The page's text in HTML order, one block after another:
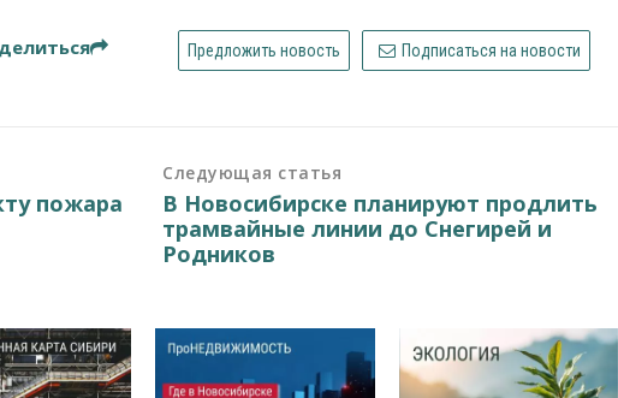
Предложить новость Подписаться на новости
пожара
Следующая статья
В Новосибирске планируют продлить
трамвайные линии до Снегирей и
Родников